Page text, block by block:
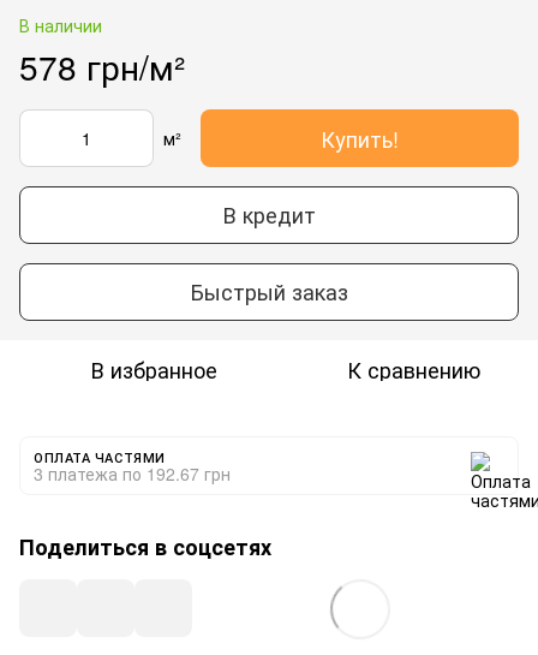
В наличии
578 грн/м²
м² Купить!
В кредит
Быстрый заказ
В избранное К сравнению
ОПЛАТА ЧАСТЯМИ
3 платежа по 192.67 грн
Поделиться в соцсетях